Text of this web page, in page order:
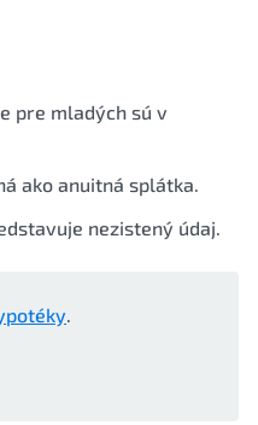
pre mladých sú v
ako anuitná splátka.
nezistený údaj.
.